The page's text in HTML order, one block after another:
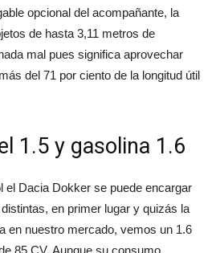
opcional del acompañante, la
de hasta 3,11 metros de
mal pues significa aprovechar
del 71 por ciento de la longitud útil
1.5 y gasolina 1.6
el Dacia Dokker se puede encargar
en primer lugar y quizás la
en nuestro mercado, vemos un 1.6